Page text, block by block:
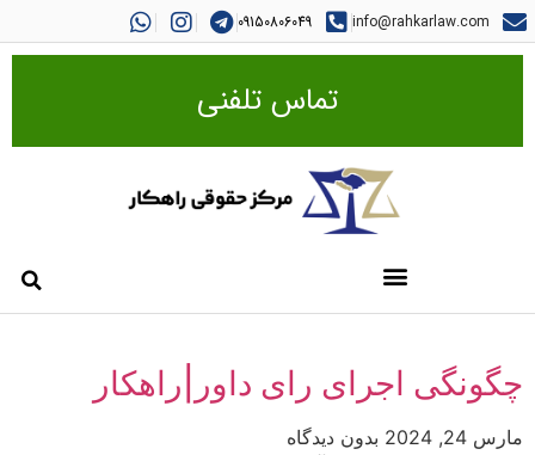
info@rahkarlaw.com
09150806049
تماس تلفنی
چگونگی اجرای رای داور|راهکار
مارس 24, 2024
بدون دیدگاه